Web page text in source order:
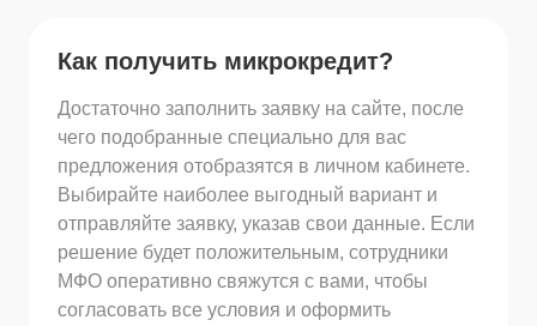
Как получить микрокредит?
Достаточно заполнить заявку на сайте, после
чего подобранные специально для вас
предложения отобразятся в личном кабинете.
Выбирайте наиболее выгодный вариант и
отправляйте заявку, указав свои данные. Если
решение будет положительным, сотрудники
МФО оперативно свяжутся с вами, чтобы
согласовать все условия и оформить